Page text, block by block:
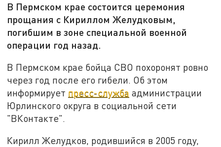
В Пермском крае состоится церемония
прощания с Кириллом Желудковым,
погибшим в зоне специальной военной
операции год назад.
В Пермском крае бойца СВО похоронят ровно
через год после его гибели. Об этом
информирует пресс-служба администрации
Юрлинского округа в социальной сети
"ВКонтакте".
Кирилл Желудков, родившийся в 2005 году,